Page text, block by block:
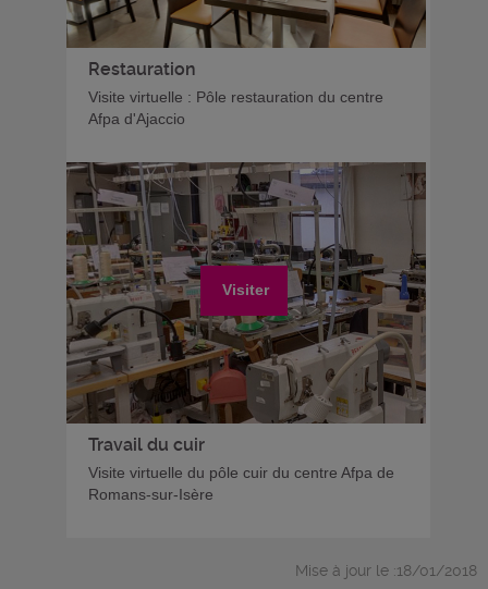
Restauration
Visite virtuelle : Pôle restauration du centre
Afpa d'Ajaccio
Visiter
Travail du cuir
Visite virtuelle du pôle cuir du centre Afpa de
Romans-sur-Isère
Mise à jour le :18/01/2018